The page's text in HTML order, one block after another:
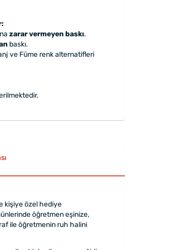
zarar vermeyen baskı.
baskı.
ve Füme renk alternatifleri
kişiye özel hediye
öğretmen eşinize,
ile öğretmenin ruh halini